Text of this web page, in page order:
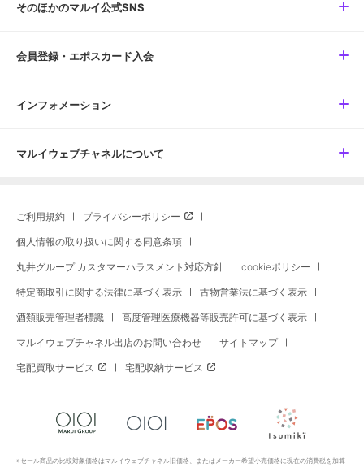
そのほかのマルイ公式SNS
会員登録・エポスカード入会
インフォメーション
マルイウェブチャネルについて
ご利用規約 プライバシーポリシー
個人情報の取り扱いに関する同意条項
丸井グループ カスタマーハラスメント対応方針 cookieポリシー
特定商取引に関する法律に基づく表示 古物営業法に基づく表示
酒類販売管理者標識 高度管理医療機器等販売許可に基づく表示
マルイウェブチャネル出店のお問い合わせ サイトマップ
宅配買取サービス 宅配収納サービス
※セール商品の比較対象価格はマルイウェブチャネル旧価格、またはメーカー希望小売価格に現在の消費税を加算